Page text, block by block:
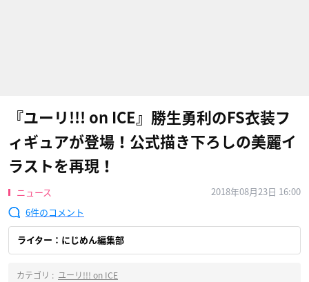
『ユーリ!!! on ICE』勝生勇利のFS衣装フ
ィギュアが登場！公式描き下ろしの美麗イ
ラストを再現！
ニュース
2018年08月23日 16:00
6
ライター：にじめん編集部
カテゴリ : ユーリ!!! on ICE